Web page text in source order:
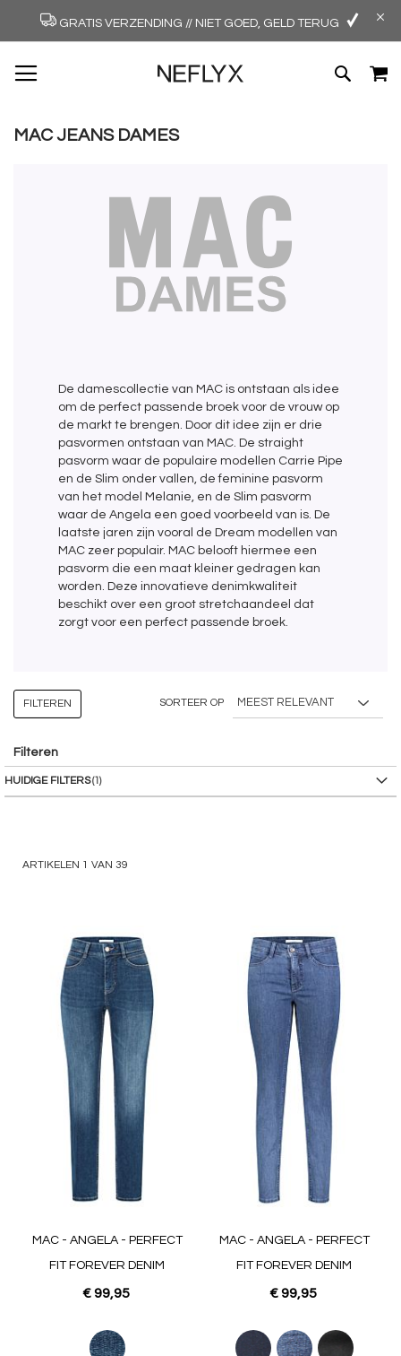
GRATIS VERZENDING // NIET GOED, GELD TERUG
NAAR
DE
ZOEK
MAC JEANS DAMES
De damescollectie van MAC is ontstaan als idee
om de perfect passende broek voor de vrouw op
de markt te brengen. Door dit idee zijn er drie
pasvormen ontstaan van MAC. De straight
pasvorm waar de populaire modellen Carrie Pipe
en de Slim onder vallen, de feminine pasvorm
van het model Melanie, en de Slim pasvorm
waar de Angela een goed voorbeeld van is. De
laatste jaren zijn vooral de Dream modellen van
MAC zeer populair. MAC belooft hiermee een
pasvorm die een maat kleiner gedragen kan
worden. Deze innovatieve denimkwaliteit
beschikt over een groot stretchaandeel dat
zorgt voor een perfect passende broek.
ARTIKELEN 1 VAN 39
SORTEER OP
MAC - ANGELA - PERFECT
FIT FOREVER DENIM
€ 99,95
MAC - ANGELA - PERFECT
FIT FOREVER DENIM
€ 99,95
Filteren
FILTEREN
HUIDIGE FILTERS